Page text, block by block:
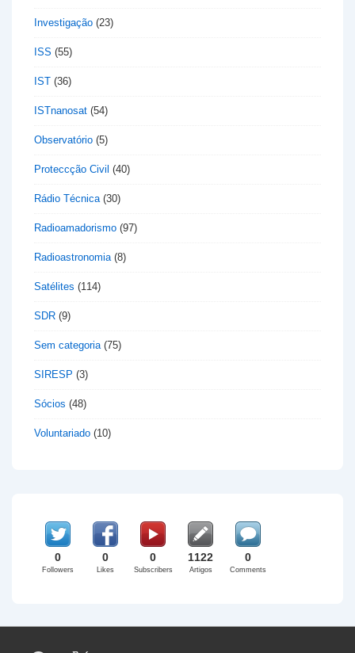
Investigação (23)
ISS (55)
IST (36)
ISTnanosat (54)
Observatório (5)
Proteccção Civil (40)
Rádio Técnica (30)
Radioamadorismo (97)
Radioastronomia (8)
Satélites (114)
SDR (9)
Sem categoria (75)
SIRESP (3)
Sócios (48)
Voluntariado (10)
0
Followers
0
Likes
0
Subscribers
1122
Artigos
0
Comments